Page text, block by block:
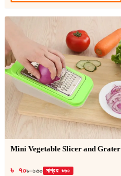
Mini Vegetable Slicer and Grater
৳ ৭০৳ ১৩০ সাশ্রয় ৳৬০